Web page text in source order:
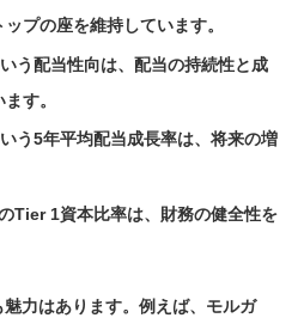
プの座を維持しています。
う配当性向は、配当の持続性と成
す。
う5年平均配当成長率は、将来の増
Tier 1資本比率は、財務の健全性を
力はあります。例えば、モルガ